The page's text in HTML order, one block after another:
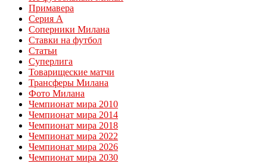
Примавера
Серия А
Соперники Милана
Ставки на футбол
Статьи
Суперлига
Товарищеские матчи
Трансферы Милана
Фото Милана
Чемпионат мира 2010
Чемпионат мира 2014
Чемпионат мира 2018
Чемпионат мира 2022
Чемпионат мира 2026
Чемпионат мира 2030